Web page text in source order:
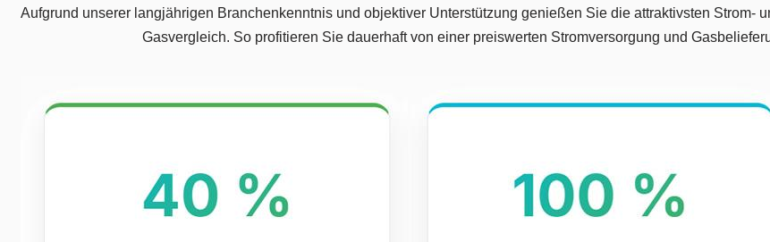
Aufgrund unserer langjährigen Branchenkenntnis und objektiver Unterstützung genießen Sie die attraktivsten Strom-
Gasvergleich. So profitieren Sie dauerhaft von einer preiswerten Stromversorgung und